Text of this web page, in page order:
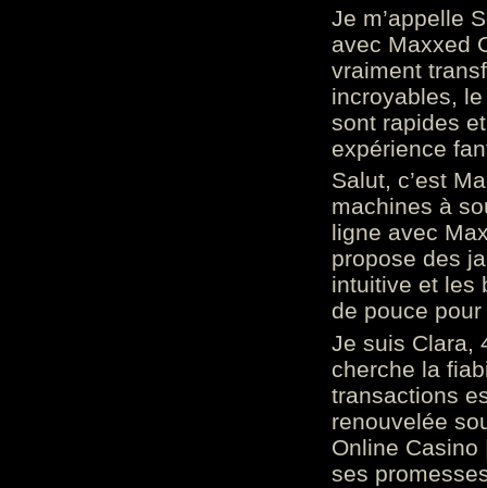
Je m’appelle
avec Maxxed
vraiment
incroyables,
sont rapides
expérience
Salut, c’est
machines à
ligne avec
propose des
intuitive et les
de pouce
Je suis Clara,
cherche la
transactions
renouvelée
Online
ses